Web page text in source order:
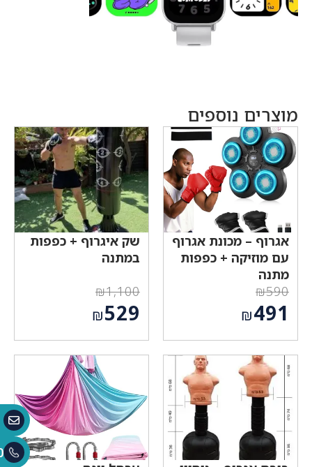
מוצרים נוספים
אגרוף – מכונת אגרוף
עם מוזיקה + כפפות
מתנה
₪590
המחיר
המקורי
היה:
₪590.
₪491
הוא:
₪491.
שק איגרוף + כפפות
במתנה
₪1,100
המחיר
המקורי
היה:
₪1,100.
₪529
₪529.